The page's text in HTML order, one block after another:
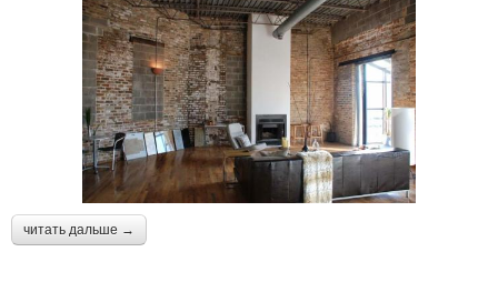
читать дальше →